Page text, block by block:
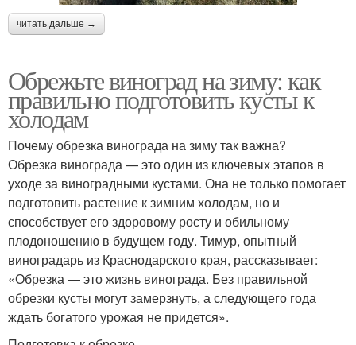
читать дальше →
Обрежьте виноград на зиму: как
правильно подготовить кусты к
холодам
Почему обрезка винограда на зиму так важна?
Обрезка винограда — это один из ключевых этапов в
уходе за виноградными кустами. Она не только помогает
подготовить растение к зимним холодам, но и
способствует его здоровому росту и обильному
плодоношению в будущем году. Тимур, опытный
виноградарь из Краснодарского края, рассказывает:
«Обрезка — это жизнь винограда. Без правильной
обрезки кусты могут замерзнуть, а следующего года
ждать богатого урожая не придется».